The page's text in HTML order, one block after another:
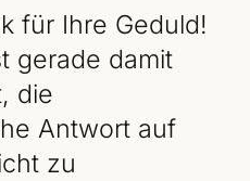
für Ihre Geduld!
gerade damit
die
Antwort auf
zu